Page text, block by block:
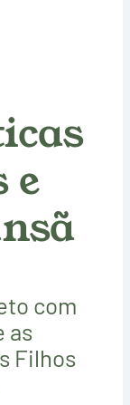
e
com
as
Filhos